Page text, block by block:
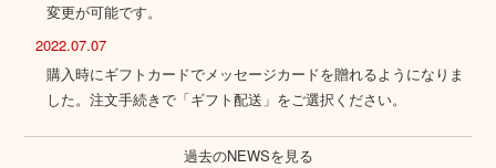
変更が可能です。
2022.07.07
購入時にギフトカードでメッセージカードを贈れるようになりま
した。注文手続きで「ギフト配送」をご選択ください。
過去のNEWSを見る